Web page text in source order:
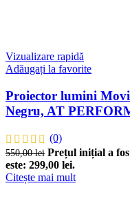
Vizualizare rapidă
Adăugați la favorite
Proiector lumini
Negru, AT
(0)
550,00lei Prețul inițial a
este: 299,00 lei.
Citește mai mult